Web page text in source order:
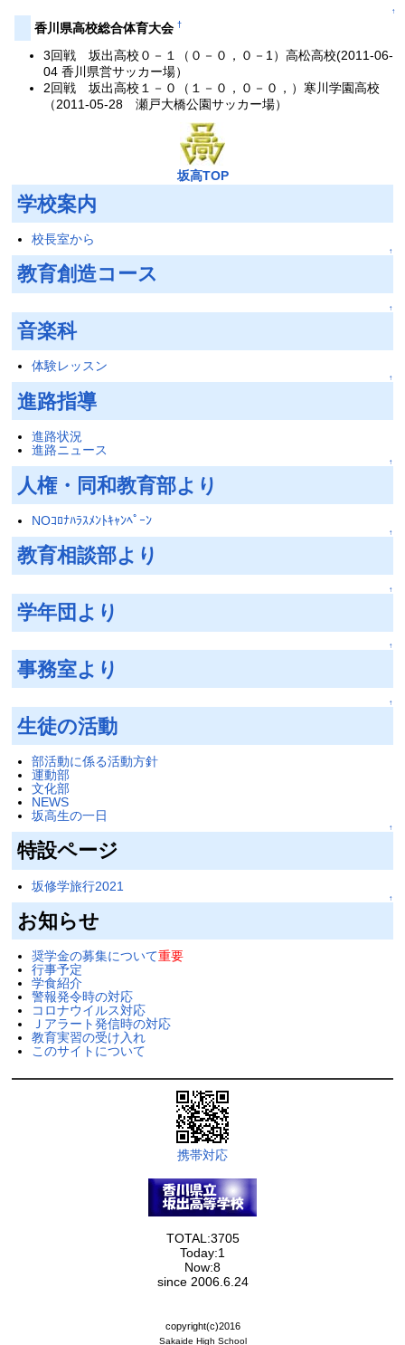
↑
香川県高校総合体育大会†
3回戦 坂出高校０－１（０－０，０－1）高松高校(2011-06-
04 香川県営サッカー場）
2回戦 坂出高校１－０（１－０，０－０，）寒川学園高校
（2011-05-28 瀬戸大橋公園サッカー場）
坂高TOP
学校案内
校長室から
↑
教育創造コース
↑
音楽科
体験レッスン
↑
進路指導
進路状況
進路ニュース
↑
人権・同和教育部より
NOｺﾛﾅﾊﾗｽﾒﾝﾄｷｬﾝﾍﾟｰﾝ
↑
教育相談部より
↑
学年団より
↑
事務室より
↑
生徒の活動
部活動に係る活動方針
運動部
文化部
NEWS
坂高生の一日
↑
特設ページ
坂修学旅行2021
↑
お知らせ
奨学金の募集について重要
行事予定
学食紹介
警報発令時の対応
コロナウイルス対応
Ｊアラート発信時の対応
教育実習の受け入れ
このサイトについて
携帯対応
TOTAL:3705
Today:1
Now:8
since 2006.6.24
copyright(c)2016
Sakaide High School